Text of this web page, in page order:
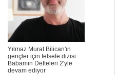
Yılmaz Murat Bilican'ın
gençler için felsefe dizisi
Babamın Defteleri 2'yle
devam ediyor